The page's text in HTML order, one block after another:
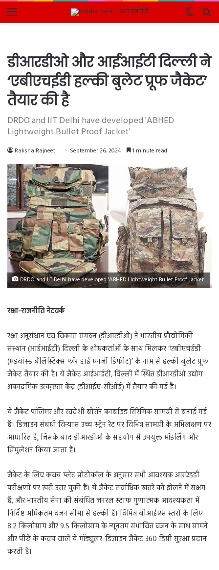
Menu
Switch
skin
डीआरडीओ और आईआईटी दिल्ली ने
‘एबीएचईडी हल्की बुलेट प्रूफ जैकेट’
तैयार की है
DRDO and IIT Delhi have developed 'ABHED
Lightweight Bullet Proof Jacket'
Raksha Rajneeti September 26, 2024 1 minute read
DRDO and IIT Delhi have developed 'ABHED Lightweight Bullet Proof Jacket'
रक्षा-राजनीति नेटवर्क
रक्षा अनुसंधान एवं विकास संगठन (डीआरडीओ) ने भारतीय प्रौद्योगिकी
संस्थान (आईआईटी) दिल्ली के शोधकर्ताओं के साथ मिलकर ‘एबीएचईडी
(एडवांस्ड बैलिस्टिक्स फॉर हाई एनर्जी डिफीट)’ के नाम से हल्की बुलेट प्रूफ
जैकेट तैयार की हैं। ये जैकेट आईआईटी, दिल्ली में स्थित डीआरडीओ उद्योग
अकादमिक उत्कृष्टता केंद्र (डीआईए-सीओई) में तैयार की गई हैं।
ये जैकेट पॉलिमर और स्वदेशी बोरॉन कार्बाइड सिरेमिक सामग्री से बनाई गई
हैं। डिजाइन संबंधी विन्यास उच्च स्ट्रेन रेट पर विभिन्न सामग्री के अभिलक्षण पर
आधारित है, जिसके बाद डीआरडीओ के सहयोग से उपयुक्त मॉडलिंग और
सिमुलेशन किया जाता है।
जैकेट के लिए कवच प्लेट प्रोटोकॉल के अनुसार सभी आवश्यक आरएंडडी
परीक्षणों पर खरी उतर चुकी हैं। ये जैकेट सर्वाधिक खतरे को झेलने में सक्षम
हैं, और भारतीय सेना की संबंधित जनरल स्टाफ गुणात्मक आवश्यकता में
निर्दिष्ट अधिकतम वजन सीमा से हल्की हैं। विभिन्न बीआईएस स्तरों के लिए
8.2 किलोग्राम और 9.5 किलोग्राम के न्यूनतम संभावित वजन के साथ सामने
और पीछे के कवच वाले ये मॉड्यूलर-डिजाइन जैकेट 360 डिग्री सुरक्षा प्रदान
करती हैं।